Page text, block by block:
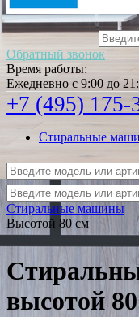
Обратный звонок
Время работы:
Ежедневно с 9:00 до
+7 (495) 175-
Стиральные
Стиральные машины
Высотой 80 см
высотой